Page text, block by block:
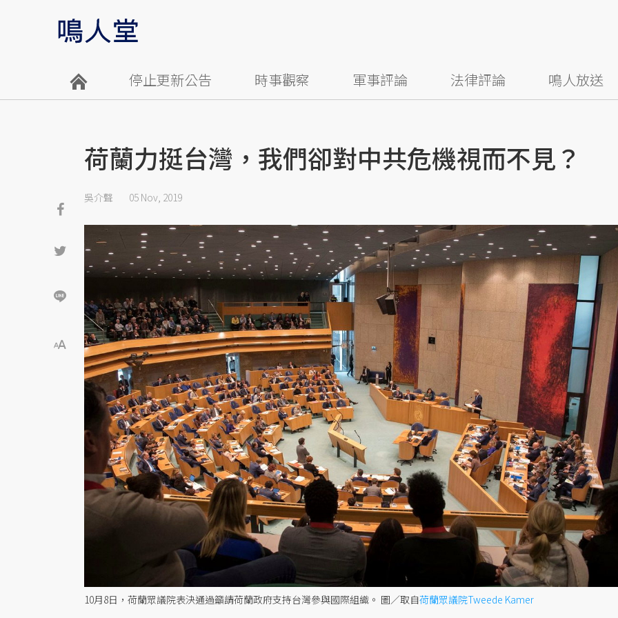
停止更新公告 時事觀察 軍事評論 法律評論 鳴人放送
荷蘭力挺台灣，我們卻對中共危機視而不見？
吳介聲 05 Nov, 2019
10月8日，荷蘭眾議院表決通過籲請荷蘭政府支持台灣參與國際組織。 圖／取自荷蘭眾議院Tweede Kamer